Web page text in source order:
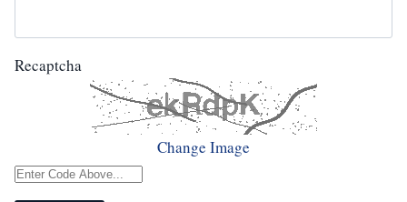
Recaptcha
Change Image